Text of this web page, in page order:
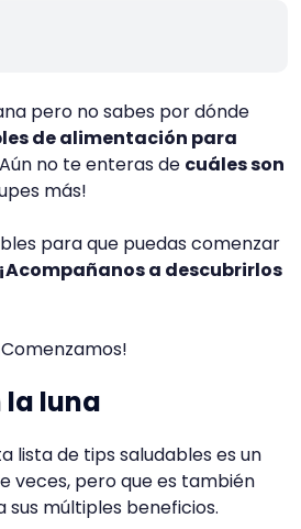
pero no sabes por dónde
de alimentación para
no te enteras de cuáles son
más!
para que puedas comenzar
¡Acompañanos a descubrirlos
la luna
lista de tips saludables es un
veces, pero que es también
sus múltiples beneficios.